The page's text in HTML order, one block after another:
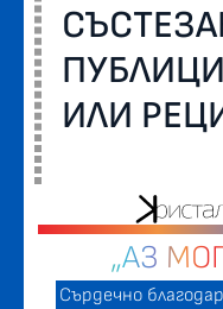
ИЛИ
„АЗ
Сърдечно